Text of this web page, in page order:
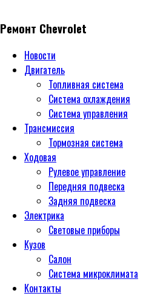
Ремонт Chevrolet
Новости
Двигатель
Топливная система
Система охлаждения
Система управления
Трансмиссия
Тормозная система
Ходовая
Рулевое управление
Передняя подвеска
Задняя подвеска
Электрика
Световые приборы
Кузов
Салон
Система микроклимата
Контакты